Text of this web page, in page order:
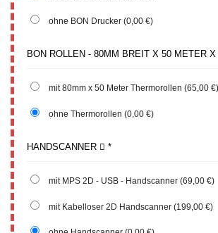
ohne BON Drucker (0,00 €)
BON ROLLEN - 80MM BREIT X 50 METER X
mit 80mm x 50 Meter Thermorollen (65,00 €)
ohne Thermorollen (0,00 €)
HANDSCANNER *
mit MPS 2D - USB - Handscanner (69,00 €)
mit Kabelloser 2D Handscanner (199,00 €)